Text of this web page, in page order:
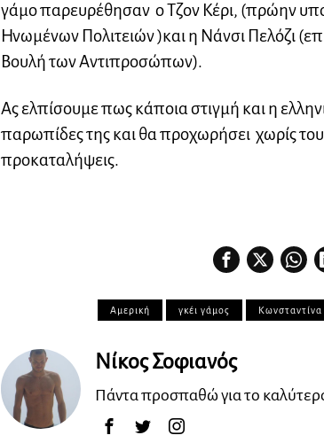
γάμο παρευρέθησαν ο Τζον Κέρι, (πρώην
Ηνωμένων Πολιτειών )και η Νάνσι Πελόζι
Βουλή των Αντιπροσώπων).
Ας ελπίσουμε πως κάποια στιγμή και η
παρωπίδες της και θα προχωρήσει χωρίς
προκαταλήψεις.
Αμερική γκέι γάμος
Νίκος Σοφιανός
Πάντα προσπαθώ για το